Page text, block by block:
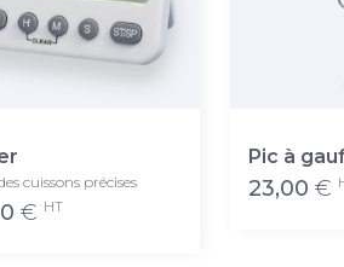
cuissons précises
€ HT
Pic à
23,00 €